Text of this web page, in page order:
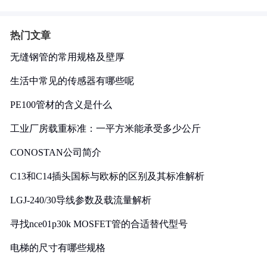
热门文章
无缝钢管的常用规格及壁厚
生活中常见的传感器有哪些呢
PE100管材的含义是什么
工业厂房载重标准：一平方米能承受多少公斤
CONOSTAN公司简介
C13和C14插头国标与欧标的区别及其标准解析
LGJ-240/30导线参数及载流量解析
寻找nce01p30k MOSFET管的合适替代型号
电梯的尺寸有哪些规格